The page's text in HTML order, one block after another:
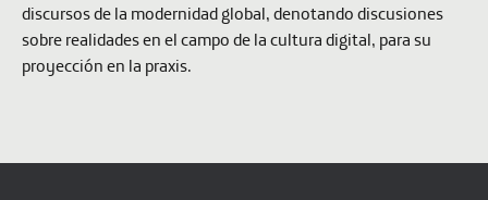
discursos de la modernidad global, denotando discusiones
sobre realidades en el campo de la cultura digital, para su
proyección en la praxis.